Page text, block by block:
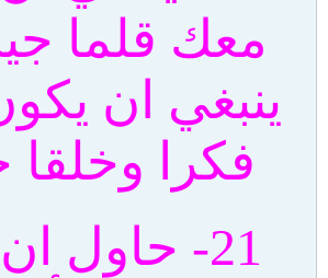
معك قلما
ينبغي ان
فكرا وخلقا
21- حاول ان